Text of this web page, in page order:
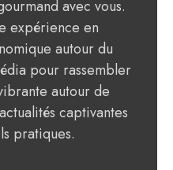
avec vous.
expérience en
autour du
pour rassembler
autour de
captivantes
pratiques.